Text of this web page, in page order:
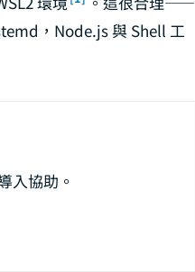
接完全指南：從 Messaging
指南：從 Bot 建立到社群 AI 自
，Node.js 與 Shell 工
入協助。